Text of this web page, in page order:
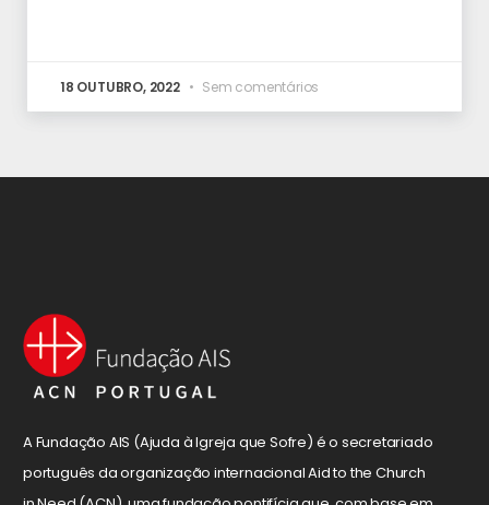
18 OUTUBRO, 2022 Sem comentários
A Fundação AIS (Ajuda à Igreja que Sofre) é o secretariado
português da organização internacional Aid to the Church